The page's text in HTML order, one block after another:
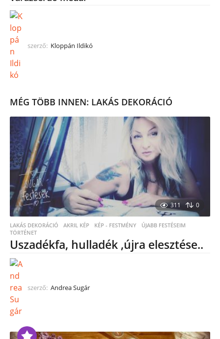
szerző: Kloppán Ildikó
MÉG TÖBB INNEN: LAKÁS DEKORÁCIÓ
311 0
LAKÁS DEKORÁCIÓ ,AKRIL KÉP ,KÉP - FESTMÉNY ÚJABB FESTÉSEIM
TÖRTÉNET
Uszadékfa, hulladék ,újra elesztése..
szerző: Andrea Sugár